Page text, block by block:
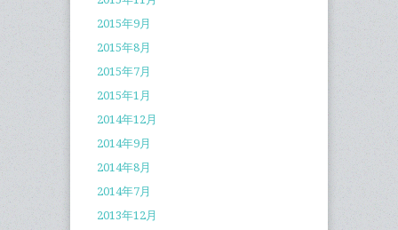
2015年9月
2015年8月
2015年7月
2015年1月
2014年12月
2014年9月
2014年8月
2014年7月
2013年12月